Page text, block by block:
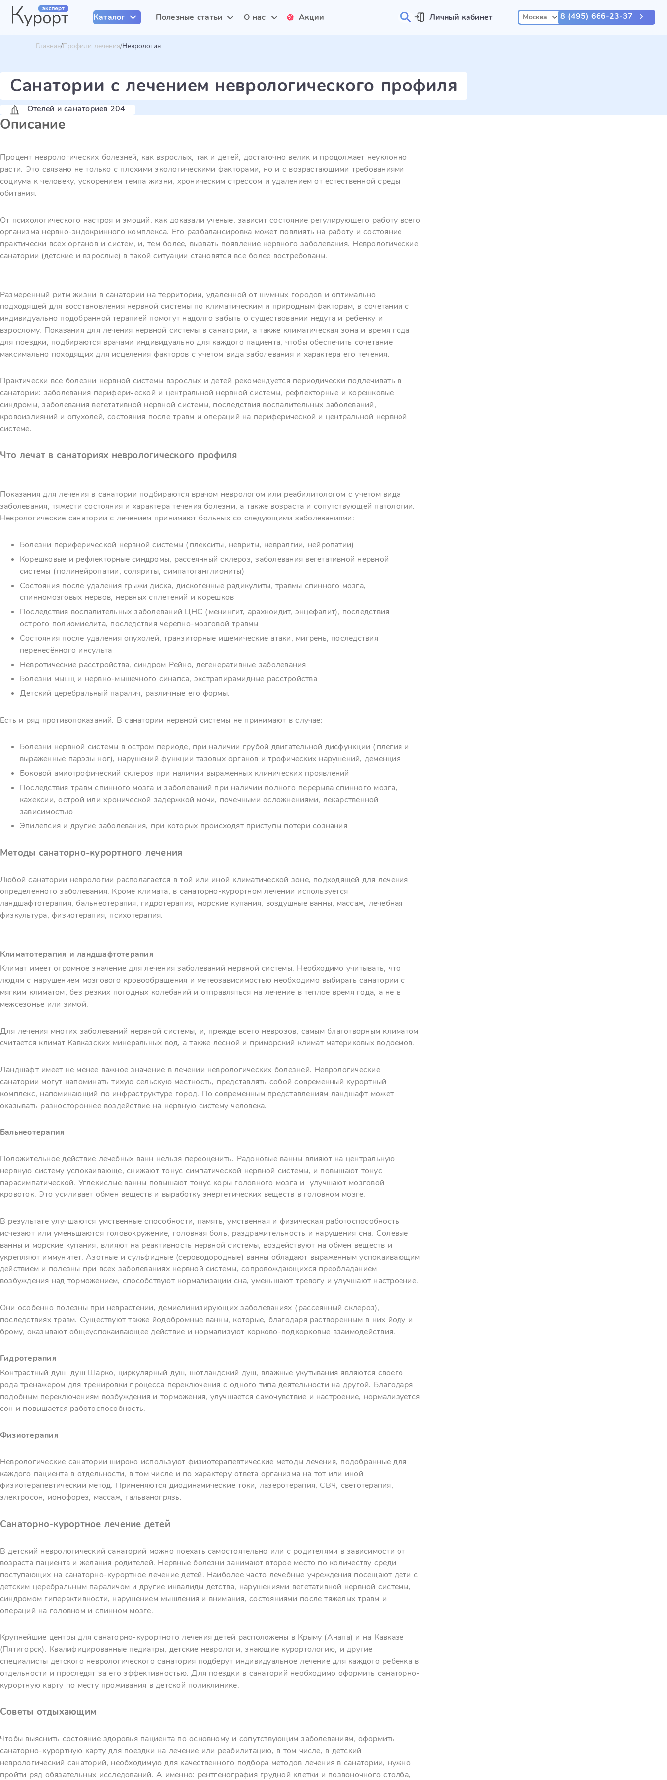
Каталог Полезные статьи О нас Акции Личный кабинет Москва 8 (495) 666-23-37
Главная Профили лечения Неврология
Санатории с лечением неврологического профиля
Отелей и санаториев 204
Описание
Процент неврологических болезней, как взрослых, так и детей, достаточно велик и продолжает неуклонно
расти. Это связано не только с плохими экологическими факторами, но и с возрастающими требованиями
социума к человеку, ускорением темпа жизни, хроническим стрессом и удалением от естественной среды
обитания.
От психологического настроя и эмоций, как доказали ученые, зависит состояние регулирующего работу всего
организма нервно-эндокринного комплекса. Его разбалансировка может повлиять на работу и состояние
практически всех органов и систем, и, тем более, вызвать появление нервного заболевания. Неврологические
санатории (детские и взрослые) в такой ситуации становятся все более востребованы.
Размеренный ритм жизни в санатории на территории, удаленной от шумных городов и оптимально
подходящей для восстановления нервной системы по климатическим и природным факторам, в сочетании с
индивидуально подобранной терапией помогут надолго забыть о существовании недуга и ребенку и
взрослому. Показания для лечения нервной системы в санатории, а также климатическая зона и время года
для поездки, подбираются врачами индивидуально для каждого пациента, чтобы обеспечить сочетание
максимально походящих для исцеления факторов с учетом вида заболевания и характера его течения.
Практически все болезни нервной системы взрослых и детей рекомендуется периодически подлечивать в
санатории: заболевания периферической и центральной нервной системы, рефлекторные и корешковые
синдромы, заболевания вегетативной нервной системы, последствия воспалительных заболеваний,
кровоизлияний и опухолей, состояния после травм и операций на периферической и центральной нервной
системе.
Что лечат в санаториях неврологического профиля
Показания для лечения в санатории подбираются врачом неврологом или реабилитологом с учетом вида
заболевания, тяжести состояния и характера течения болезни, а также возраста и сопутствующей патологии.
Неврологические санатории с лечением принимают больных со следующими заболеваниями:
Болезни периферической нервной системы (плекситы, невриты, невралгии, нейропатии)
Корешковые и рефлекторные синдромы, рассеянный склероз, заболевания вегетативной нервной
системы (полинейропатии, соляриты, симпатоганглиониты)
Состояния после удаления грыжи диска, дискогенные радикулиты, травмы спинного мозга,
спинномозговых нервов, нервных сплетений и корешков
Последствия воспалительных заболеваний ЦНС (менингит, арахноидит, энцефалит), последствия
острого полиомиелита, последствия черепно-мозговой травмы
Состояния после удаления опухолей, транзиторные ишемические атаки, мигрень, последствия
перенесённого инсульта
Невротические расстройства, синдром Рейно, дегенеративные заболевания
Болезни мышц и нервно-мышечного синапса, экстрапирамидные расстройства
Детский церебральный паралич, различные его формы.
Есть и ряд противопоказаний. В санатории нервной системы не принимают в случае:
Болезни нервной системы в остром периоде, при наличии грубой двигательной дисфункции (плегия и
выраженные парэзы ног), нарушений функции тазовых органов и трофических нарушений, деменция
Боковой амиотрофический склероз при наличии выраженных клинических проявлений
Последствия травм спинного мозга и заболеваний при наличии полного перерыва спинного мозга,
кахексии, острой или хронической задержкой мочи, почечными осложнениями, лекарственной
зависимостью
Эпилепсия и другие заболевания, при которых происходят приступы потери сознания
Методы санаторно-курортного лечения
Любой санатории неврологии располагается в той или иной климатической зоне, подходящей для лечения
определенного заболевания. Кроме климата, в санаторно-курортном лечении используется
ландшафтотерапия, бальнеотерапия, гидротерапия, морские купания, воздушные ванны, массаж, лечебная
физкультура, физиотерапия, психотерапия.
Климатотерапия и ландшафтотерапия
Климат имеет огромное значение для лечения заболеваний нервной системы. Необходимо учитывать, что
людям с нарушением мозгового кровообращения и метеозависимостью необходимо выбирать санатории с
мягким климатом, без резких погодных колебаний и отправляться на лечение в теплое время года, а не в
межсезонье или зимой.
Для лечения многих заболеваний нервной системы, и, прежде всего неврозов, самым благотворным климатом
считается климат Кавказских минеральных вод, а также лесной и приморский климат материковых водоемов.
Ландшафт имеет не менее важное значение в лечении неврологических болезней. Неврологические
санатории могут напоминать тихую сельскую местность, представлять собой современный курортный
комплекс, напоминающий по инфраструктуре город. По современным представлениям ландшафт может
оказывать разностороннее воздействие на нервную систему человека.
Бальнеотерапия
Положительное действие лечебных ванн нельзя переоценить. Радоновые ванны влияют на центральную
нервную систему успокаивающе, снижают тонус симпатической нервной системы, и повышают тонус
парасимпатической. Углекислые ванны повышают тонус коры головного мозга и улучшают мозговой
кровоток. Это усиливает обмен веществ и выработку энергетических веществ в головном мозге.
В результате улучшаются умственные способности, память, умственная и физическая работоспособность,
исчезают или уменьшаются головокружение, головная боль, раздражительность и нарушения сна. Солевые
ванны и морские купания, влияют на реактивность нервной системы, воздействуют на обмен веществ и
укрепляют иммунитет. Азотные и сульфидные (сероводородные) ванны обладают выраженным успокаивающим
действием и полезны при всех заболеваниях нервной системы, сопровождающихся преобладанием
возбуждения над торможением, способствуют нормализации сна, уменьшают тревогу и улучшают настроение.
Они особенно полезны при неврастении, демиелинизирующих заболеваниях (рассеянный склероз),
последствиях травм. Существуют также йодобромные ванны, которые, благодаря растворенным в них йоду и
брому, оказывают общеуспокаивающее действие и нормализуют корково-подкорковые взаимодействия.
Гидротерапия
Контрастный душ, душ Шарко, циркулярный душ, шотландский душ, влажные укутывания являются своего
рода тренажером для тренировки процесса переключения с одного типа деятельности на другой. Благодаря
подобным переключениям возбуждения и торможения, улучшается самочувствие и настроение, нормализуется
сон и повышается работоспособность.
Физиотерапия
Неврологические санатории широко используют физиотерапевтические методы лечения, подобранные для
каждого пациента в отдельности, в том числе и по характеру ответа организма на тот или иной
физиотерапевтический метод. Применяются диодинамические токи, лазеротерапия, СВЧ, светотерапия,
электросон, ионофорез, массаж, гальваногрязь.
Санаторно-курортное лечение детей
В детский неврологический санаторий можно поехать самостоятельно или с родителями в зависимости от
возраста пациента и желания родителей. Нервные болезни занимают второе место по количеству среди
поступающих на санаторно-курортное лечение детей. Наиболее часто лечебные учреждения посещают дети с
детским церебральным параличом и другие инвалиды детства, нарушениями вегетативной нервной системы,
синдромом гиперактивности, нарушением мышления и внимания, состояниями после тяжелых травм и
операций на головном и спинном мозге.
Крупнейшие центры для санаторно-курортного лечения детей расположены в Крыму (Анапа) и на Кавказе
(Пятигорск). Квалифицированные педиатры, детские неврологи, знающие курортологию, и другие
специалисты детского неврологического санатория подберут индивидуальное лечение для каждого ребенка в
отдельности и проследят за его эффективностью. Для поездки в санаторий необходимо оформить санаторно-
курортную карту по месту проживания в детской поликлинике.
Советы отдыхающим
Чтобы выяснить состояние здоровья пациента по основному и сопутствующим заболеваниям, оформить
санаторно-курортную карту для поездки на лечение или реабилитацию, в том числе, в детский
неврологический санаторий, необходимую для качественного подбора методов лечения в санатории, нужно
пройти ряд обязательных исследований. А именно: рентгенография грудной клетки и позвоночного столба,